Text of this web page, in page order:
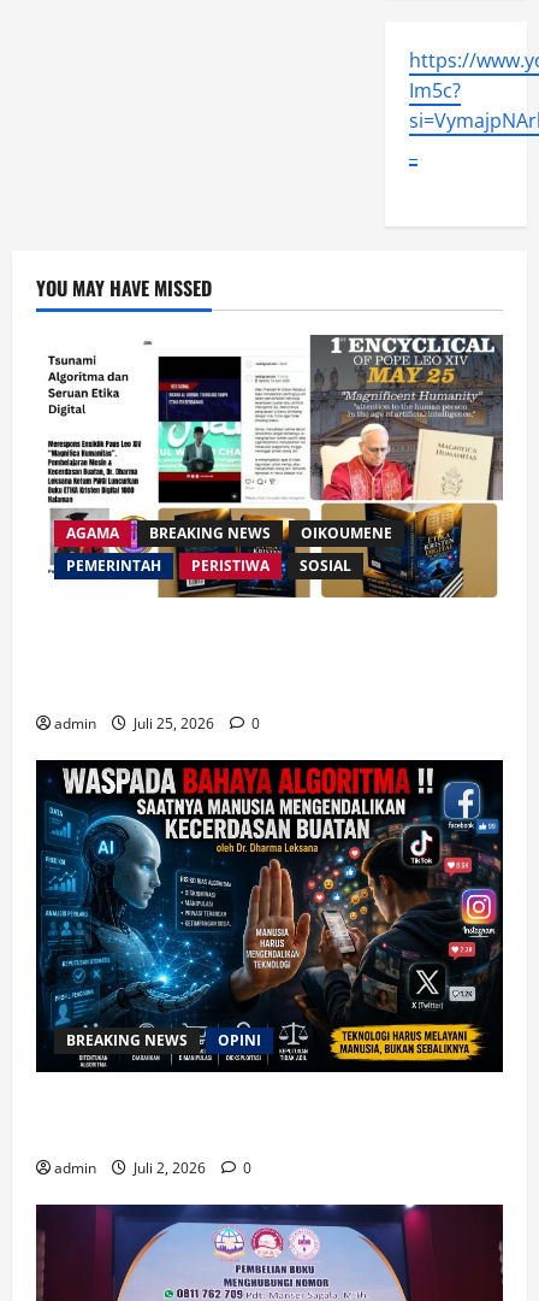
https://
Im5c?
YOU MAY HAVE MISSED
AGAMA BREAKING NEWS
OIKOUMENE
PEMERINTAH
PERISTIWA SOSIAL
admin Juli 25, 2026 0
BREAKING NEWS OPINI
admin Juli 2, 2026 0